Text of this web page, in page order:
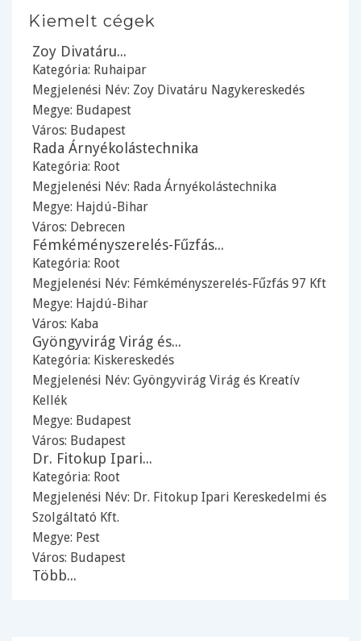
Kiemelt cégek
Zoy Divatáru...
Kategória: Ruhaipar
Megjelenési Név: Zoy Divatáru Nagykereskedés
Megye: Budapest
Város: Budapest
Rada Árnyékolástechnika
Kategória: Root
Megjelenési Név: Rada Árnyékolástechnika
Megye: Hajdú-Bihar
Város: Debrecen
Fémkéményszerelés-Fűzfás...
Kategória: Root
Megjelenési Név: Fémkéményszerelés-Fűzfás 97 Kft
Megye: Hajdú-Bihar
Város: Kaba
Gyöngyvirág Virág és...
Kategória: Kiskereskedés
Megjelenési Név: Gyöngyvirág Virág és Kreatív
Kellék
Megye: Budapest
Város: Budapest
Dr. Fitokup Ipari...
Kategória: Root
Megjelenési Név: Dr. Fitokup Ipari Kereskedelmi és
Szolgáltató Kft.
Megye: Pest
Város: Budapest
Több...